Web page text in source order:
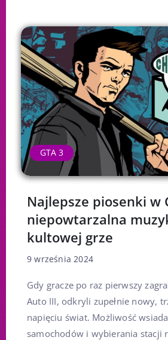
GTA 3
Najlepsze piosenki w
niepowtarzalna
kultowej grze
9 września 2024
Gdy gracze po raz pierwszy
Auto III, odkryli zupełnie nowy,
napięciu świat. Możliwość
samochodów i wybierania stacji